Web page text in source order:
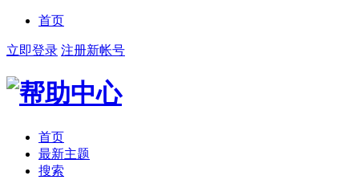
首页
立即登录 注册新帐号
首页
最新主题
搜索